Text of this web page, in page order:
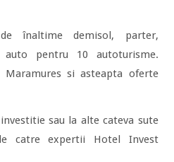
înaltime demisol, parter,
pentru 10 autoturisme.
si asteapta oferte
sau la alte cateva sute
catre expertii Hotel Invest